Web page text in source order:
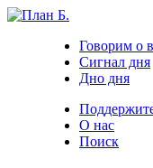
Говорим о
Сигнал дня
Дно дня
О нас
Поиск